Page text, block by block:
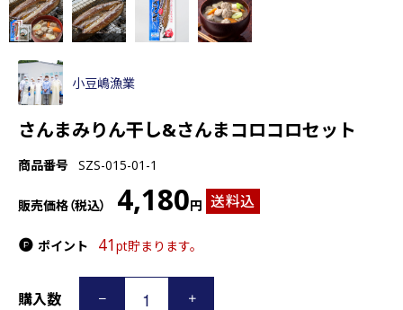
小豆嶋漁業
さんまみりん干し&さんまコロコロセット
商品番号 SZS-015-01-1
販売価格（税込） 4,180円 送料込
ポイント 41pt貯まります。
購入数